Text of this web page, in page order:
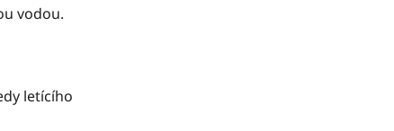
vodou.
letícího